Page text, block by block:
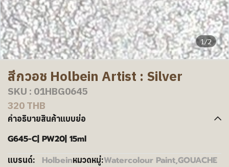
1/2
สีกวอช Holbein Artist : Silver
SKU : 01HBG0645
320 THB
คำอธิบายสินค้าแบบย่อ
G645-C| PW20| 15ml
แบรนด์: Holbeinหมวดหมู่:Watercolour Paint,GOUACHE